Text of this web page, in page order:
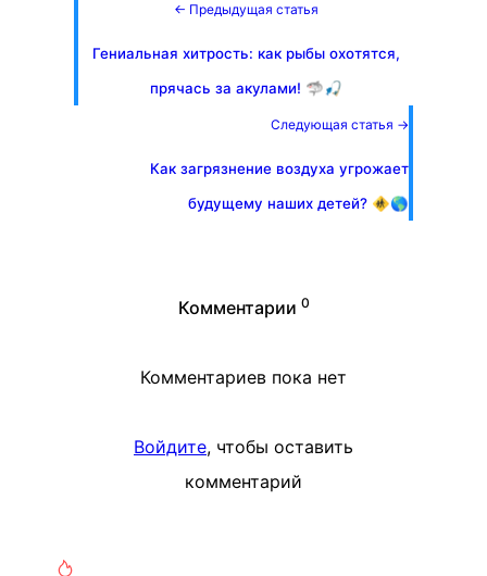
← Предыдущая статья
Гениальная хитрость: как рыбы охотятся,
прячась за акулами! 🦈🎣
Следующая статья →
Как загрязнение воздуха угрожает
будущему наших детей? 🚸🌎
Комментарии 0
Комментариев пока нет
Войдите, чтобы оставить
комментарий